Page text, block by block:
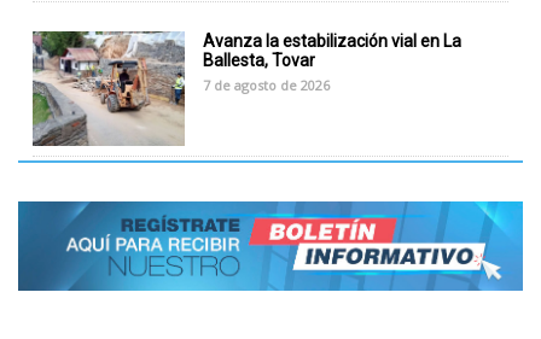
Avanza la estabilización vial en La
Ballesta, Tovar
7 de agosto de 2026